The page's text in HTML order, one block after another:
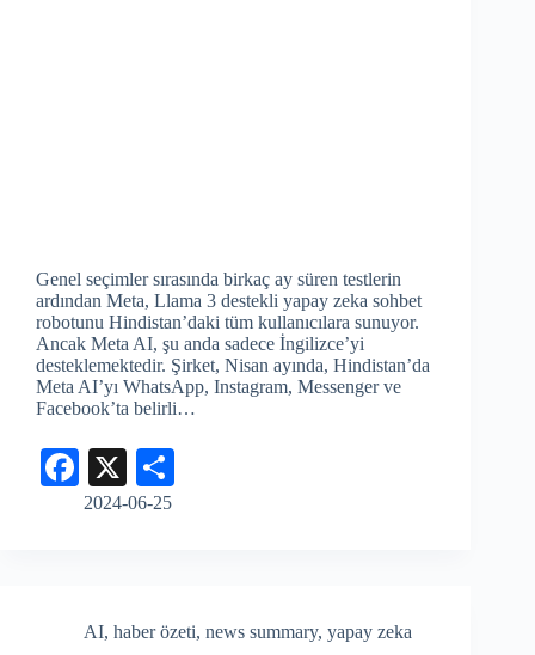
Genel seçimler sırasında birkaç ay süren testlerin
ardından Meta, Llama 3 destekli yapay zeka sohbet
robotunu Hindistan’daki tüm kullanıcılara sunuyor.
Ancak Meta AI, şu anda sadece İngilizce’yi
desteklemektedir. Şirket, Nisan ayında, Hindistan’da
Meta AI’yı WhatsApp, Instagram, Messenger ve
Facebook’ta belirli…
Fa
ce
X
2024-06-25
AI, haber özeti, news summary, yapay zeka